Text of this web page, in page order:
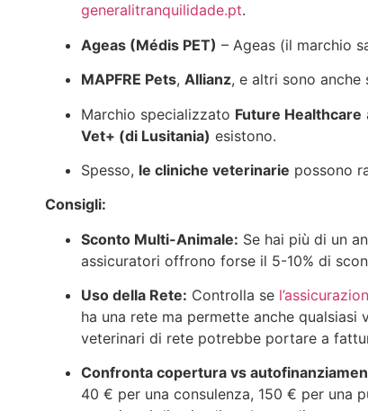
generalitranquilidade.pt.
Ageas (Médis PET) – Ageas (il marchio
MAPFRE Pets, Allianz, e altri sono anche
Marchio specializzato Future Healthcare
Vet+ (di Lusitania) esistono.
Spesso, le cliniche veterinarie possono
Consigli:
Sconto Multi-Animale: Se hai più di un
assicuratori offrono forse il 5-10% di
Uso della Rete: Controlla se
ha una rete ma permette anche
veterinari di rete potrebbe portare a
Confronta copertura vs
40 € per una consulenza, 150 € per una